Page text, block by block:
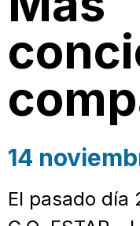
14
El pasado día